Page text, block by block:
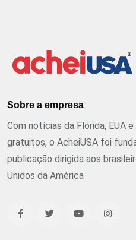
Sobre a empresa
Com notícias da Flórida, EUA
gratuitos, o AcheiUSA foi
publicação dirigida aos
Unidos da América